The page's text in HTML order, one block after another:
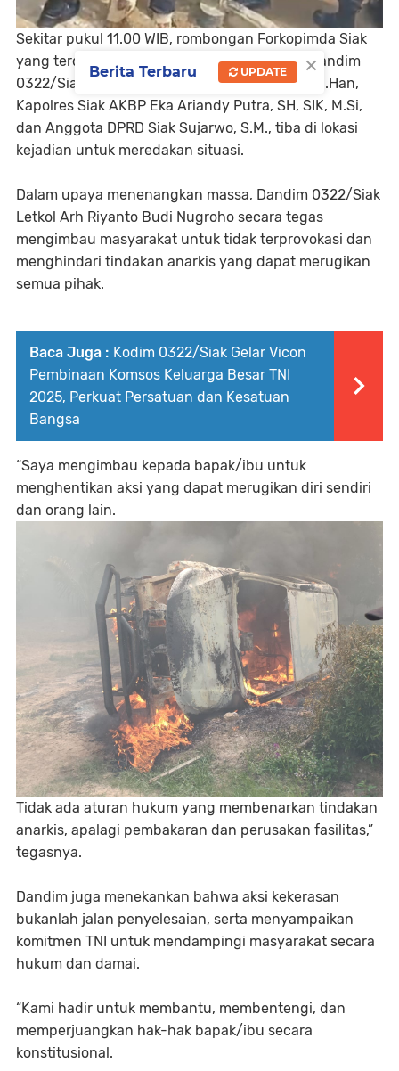
Sekitar pukul 11.00 WIB, rombongan Forkopimda Siak
yang terdiri dari Bupati Siak Dr. Afni Z, M.Si, Dandim
0322/Siak Letkol Arh Riyanto Budi Nugroho, M.Han,
Kapolres Siak AKBP Eka Ariandy Putra, SH, SIK, M.Si,
dan Anggota DPRD Siak Sujarwo, S.M., tiba di lokasi
kejadian untuk meredakan situasi.
Dalam upaya menenangkan massa, Dandim 0322/Siak
Letkol Arh Riyanto Budi Nugroho secara tegas
mengimbau masyarakat untuk tidak terprovokasi dan
menghindari tindakan anarkis yang dapat merugikan
semua pihak.
Baca Juga : Kodim 0322/Siak Gelar Vicon
Pembinaan Komsos Keluarga Besar TNI
2025, Perkuat Persatuan dan Kesatuan
Bangsa
“Saya mengimbau kepada bapak/ibu untuk
menghentikan aksi yang dapat merugikan diri sendiri
dan orang lain.
Tidak ada aturan hukum yang membenarkan tindakan
anarkis, apalagi pembakaran dan perusakan fasilitas,”
tegasnya.
Dandim juga menekankan bahwa aksi kekerasan
bukanlah jalan penyelesaian, serta menyampaikan
komitmen TNI untuk mendampingi masyarakat secara
hukum dan damai.
“Kami hadir untuk membantu, membentengi, dan
memperjuangkan hak-hak bapak/ibu secara
konstitusional.
×
Berita Terbaru UPDATE